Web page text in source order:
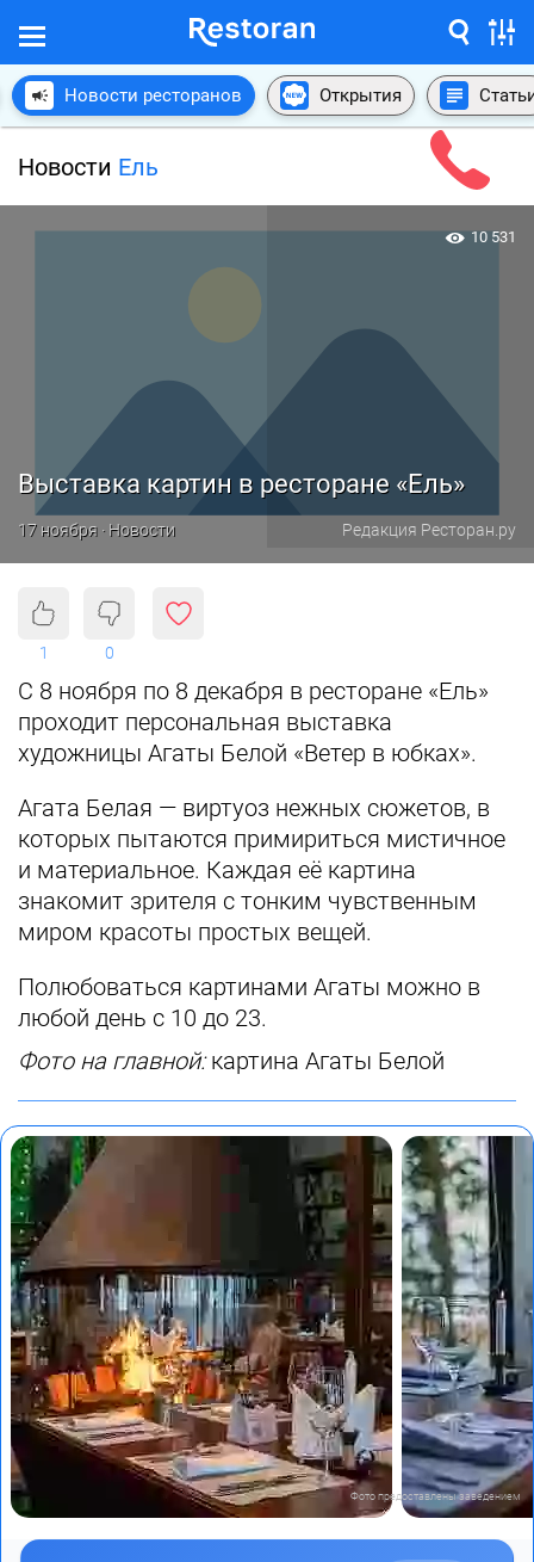
Новости ресторанов Открытия
Новости Ель
Выставка картин в ресторане «Ель»
17 ноября · Новости Редакция Ресторан.ру
10 531
1 0
С 8 ноября по 8 декабря в ресторане «Ель»
проходит персональная выставка
художницы Агаты Белой «Ветер в юбках».
Агата Белая — виртуоз нежных сюжетов, в
которых пытаются примириться мистичное
и материальное. Каждая её картина
знакомит зрителя с тонким чувственным
миром красоты простых вещей.
Полюбоваться картинами Агаты можно в
любой день с 10 до 23.
Фото на главной:картина Агаты Белой
Фото предоставлены заведением